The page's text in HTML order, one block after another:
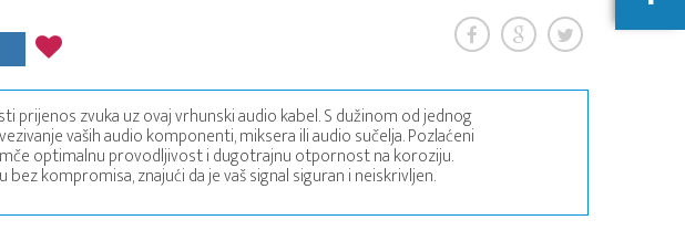
prijenos zvuka uz ovaj vrhunski audio kabel. S dužinom od jednog
vaših audio komponenti, miksera ili audio sučelja. Pozlaćeni
optimalnu provodljivost i dugotrajnu otpornost na koroziju.
kompromisa, znajući da je vaš signal siguran i neiskrivljen.